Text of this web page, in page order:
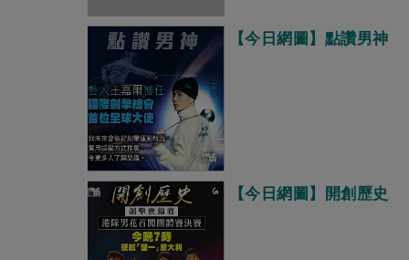
【今日網圖】點讚男神
【今日網圖】開創歷史